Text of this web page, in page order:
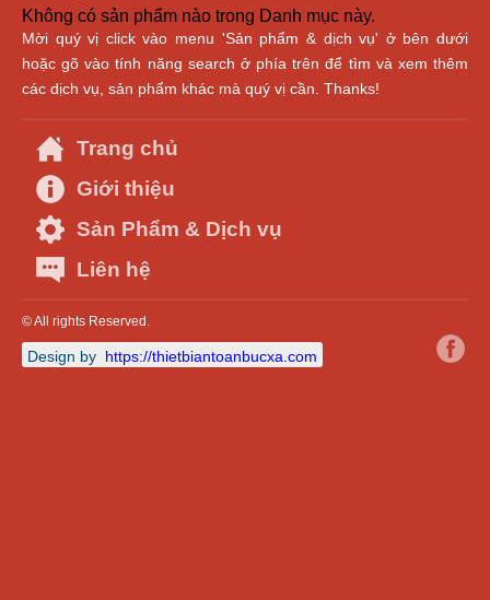
Không có sản phẩm nào trong Danh mục này.
Mời quý vị click vào menu 'Sản phẩm & dịch vụ' ở bên dưới
hoặc gõ vào tính năng search ở phía trên để tìm và xem thêm
các dịch vụ, sản phẩm khác mà quý vị cần. Thanks!
Trang chủ
Giới thiệu
Sản Phẩm & Dịch vụ
Liên hệ
© All rights Reserved.
Design by https://thietbiantoanbucxa.com